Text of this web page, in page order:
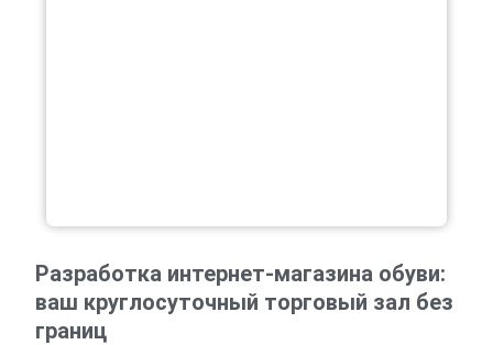
Разработка интернет-магазина обуви:
ваш круглосуточный торговый зал без
границ